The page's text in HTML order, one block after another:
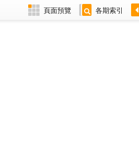
頁面預覽 各期索引